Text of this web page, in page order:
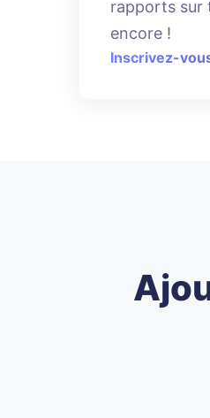
rapports sur
encore !
Inscrivez-